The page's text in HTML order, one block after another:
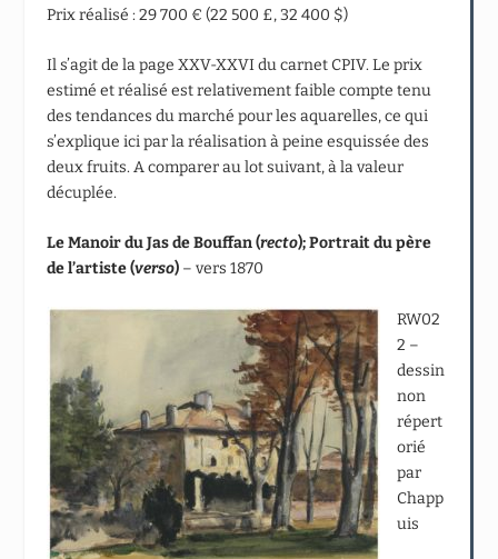
Prix réalisé : 29 700 € (22 500 £, 32 400 $)
Il s’agit de la page XXV-XXVI du carnet CPIV. Le prix
estimé et réalisé est relativement faible compte tenu
des tendances du marché pour les aquarelles, ce qui
s’explique ici par la réalisation à peine esquissée des
deux fruits. A comparer au lot suivant, à la valeur
décuplée.
Le Manoir du Jas de Bouffan (recto); Portrait du père
de l’artiste (verso) – vers 1870
RW02
2 –
dessin
non
répert
orié
par
Chapp
uis